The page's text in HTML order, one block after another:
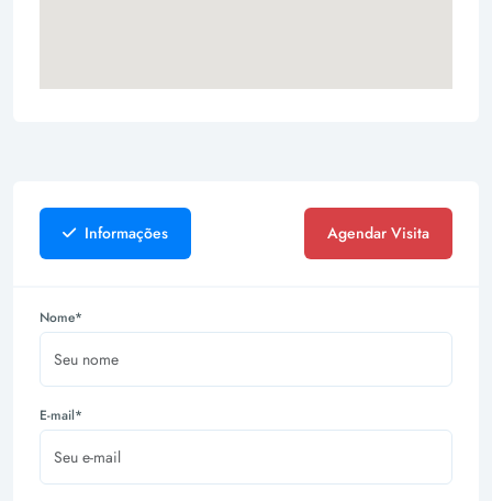
Informações Agendar Visita
Nome*
E-mail*